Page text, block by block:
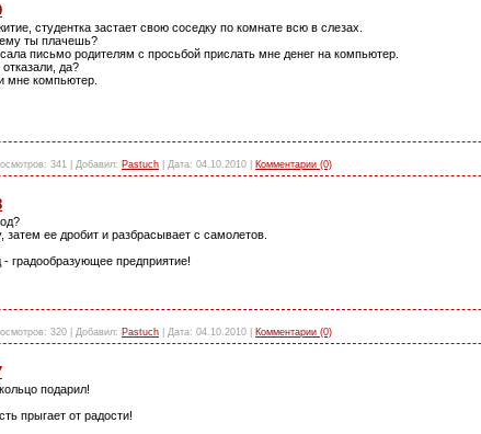
студентка застает свою соседку по комнате всю в слезах.
ты плачешь?
письмо родителям с просьбой прислать мне денег на компьютер.
да?
мне компьютер.
341 Добавил: Pastuch Дата: 04.10.2010 Комментарии (0)
затем ее дробит и разбрасывает с самолетов.
градообразующее предприятие!
320 Добавил: Pastuch Дата: 04.10.2010 Комментарии (0)
подарил!
прыгает от радости!